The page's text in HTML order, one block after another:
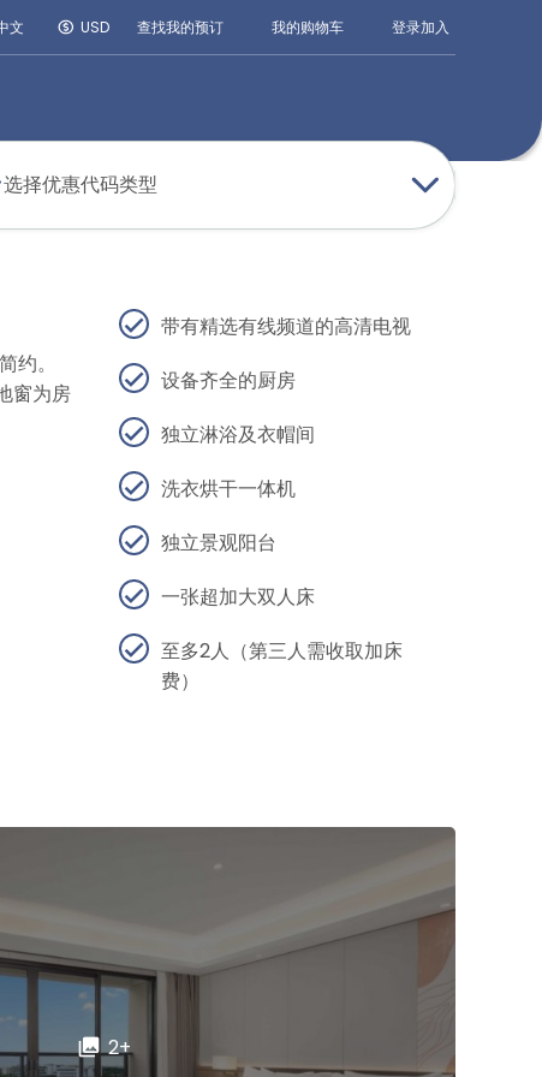
文 USD 查找我的预订 我的购物车 登录加入
选择优惠代码类型
。
窗为房
带有精选有线频道的高清电视
设备齐全的厨房
独立淋浴及衣帽间
洗衣烘干一体机
独立景观阳台
一张超加大双人床
至多2人（第三人需收取加床
费）
2+